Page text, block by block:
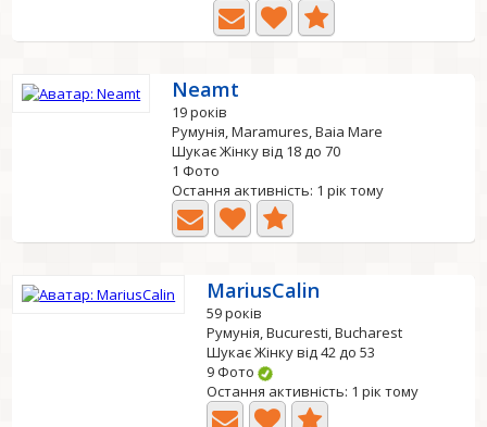
Neamt
19 років
Румунія, Maramures, Baia Mare
Шукає Жінку від 18 до 70
1 Фото
Остання активність: 1 рік тому
MariusCalin
59 років
Румунія, Bucuresti, Bucharest
Шукає Жінку від 42 до 53
9 Фото
Остання активність: 1 рік тому